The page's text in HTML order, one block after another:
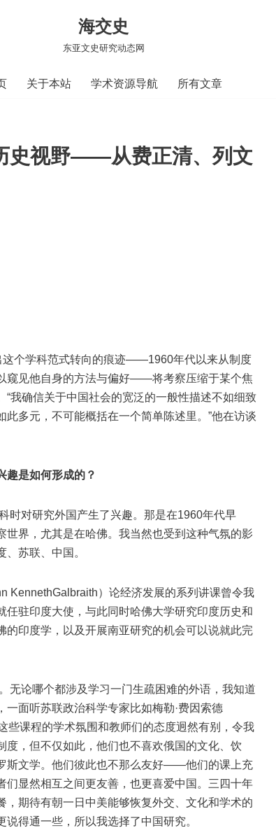
海交史
东亚文史研究动态网
关于本站 学术资源导航 所有文章
史视野——从费正清、列文
这个学科范式转向的痕迹——1960年代以来从制度
窥见他自身的方法与偏好——将考察压缩于某个焦
我确信关于中国社会的宽泛的一般性描述不如细致
多元，不可能概括在一个简单陈述里。”他在访谈
趣是如何形成的？
对研究外国产生了兴趣。那是在1960年代早
界，尤其是在哈佛。我当然也受到这种气氛的影
苏联、中国。
）论经济发展的系列讲课曾令我
驻印度大使，与此同时哈佛大学研究印度历史和
印度学，以及开展南亚研究的机会可以说就此完
论哪个都涉及学习一门生疏困难的外语，我知道
面听苏联政治科学专家比如梅勒·费因索德
些课程的学术氛围和教师们的态度迥然有别，令我
，但不仅如此，他们也不喜欢俄国的文化、饮
斯文学。他们彼此也不那么友好——他们的课上充
显然相互之间更友善，也更喜爱中国。三四十年
期待有朝一日中美能够恢复外交、文化和学术的
得通一些，所以我选择了中国研究。